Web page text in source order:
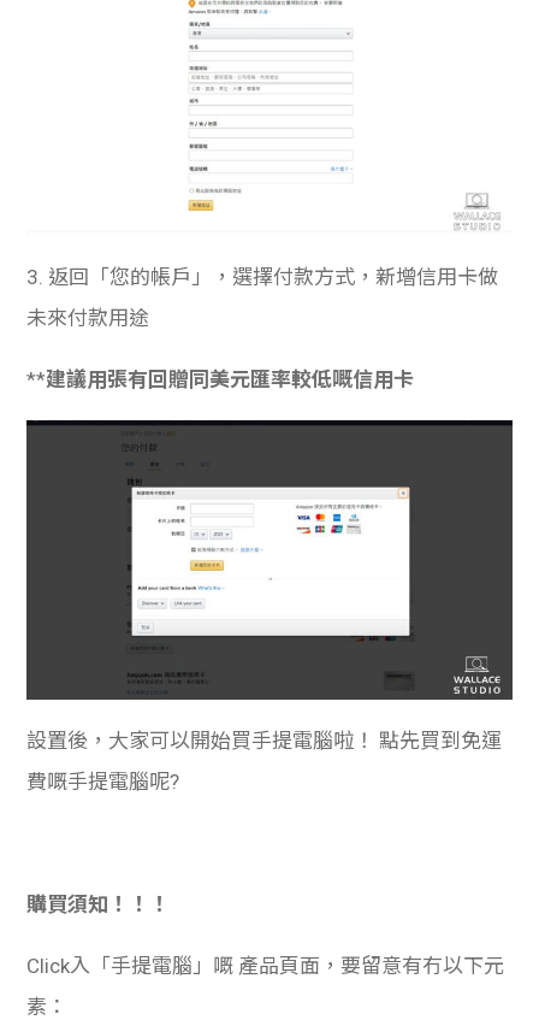
3. 返回「您的帳戶」，選擇付款方式，新增信用卡做
未來付款用途
**建議用張有回贈同美元匯率較低嘅信用卡
設置後，大家可以開始買手提電腦啦！ 點先買到免運
費嘅手提電腦呢?
購買須知！！！
Click入「手提電腦」嘅 產品頁面，要留意有冇以下元
素：